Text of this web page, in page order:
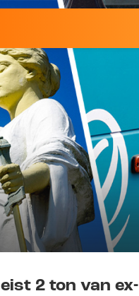
2 ton van ex-